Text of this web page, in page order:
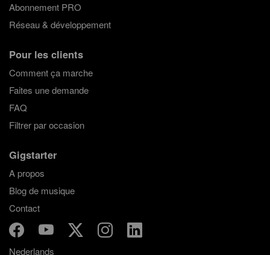
Abonnement PRO
Réseau & développement
Pour les clients
Comment ça marche
Faites une demande
FAQ
Filtrer par occasion
Gigstarter
A propos
Blog de musique
Contact
Nederlands